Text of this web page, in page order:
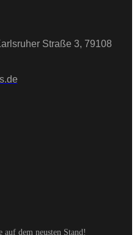
Straße 3, 79108
dem neusten Stand!